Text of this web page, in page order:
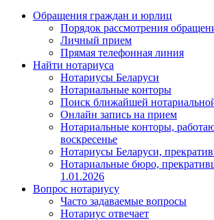
Обращения граждан и юрлиц
Порядок рассмотрения
Личный прием
Прямая телефонная линия
Найти нотариуса
Нотариусы Беларуси
Нотариальные конторы
Поиск ближайшей
Онлайн запись на прием
Нотариальные конторы,
воскресенье
Нотариусы Беларуси,
Нотариальные бюро,
1.01.2026
Вопрос нотариусу
Часто задаваемые вопросы
Нотариус отвечает